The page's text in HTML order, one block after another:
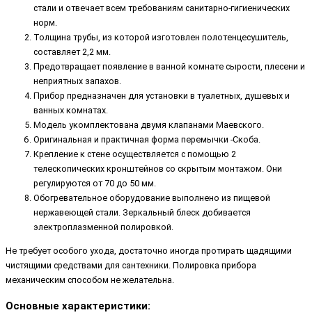
стали и отвечает всем требованиям санитарно-гигиенических
норм.
Толщина трубы, из которой изготовлен полотенцесушитель,
составляет 2,2 мм.
Предотвращает появление в ванной комнате сырости, плесени и
неприятных запахов.
Прибор предназначен для установки в туалетных, душевых и
ванных комнатах.
Модель укомплектована двумя клапанами Маевского.
Оригинальная и практичная форма перемычки -Скоба.
Крепление к стене осуществляется с помощью 2
телескопических кронштейнов со скрытым монтажом. Они
регулируются от 70 до 50 мм.
Обогревательное оборудование выполнено из пищевой
нержавеющей стали. Зеркальный блеск добивается
электроплазменной полировкой.
Не требует особого ухода, достаточно иногда протирать щадящими
чистящими средствами для сантехники. Полировка прибора
механическим способом не желательна.
Основные характеристики: